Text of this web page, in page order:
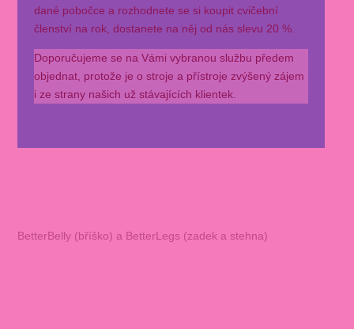
dané pobočce a rozhodnete se si koupit cvičební
členství na rok, dostanete na něj od nás slevu 20 %.
Doporučujeme se na Vámi vybranou službu předem
objednat, protože je o stroje a přístroje zvýšený zájem
i ze strany našich už stávajících klientek.
BetterBelly (bříško) a BetterLegs (zadek a stehna)